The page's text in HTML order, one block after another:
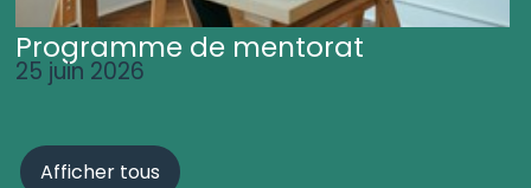
Programme de mentorat
25 juin 2026
Afficher tous